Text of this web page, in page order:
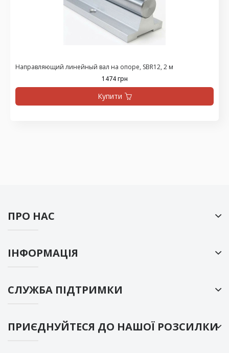
Направляющий линейный вал на опоре, SBR12, 2 м
1474 грн
Купити
ПРО НАС
ІНФОРМАЦІЯ
СЛУЖБА ПІДТРИМКИ
ПРИЄДНУЙТЕСЯ ДО НАШОЇ РОЗСИЛКИ